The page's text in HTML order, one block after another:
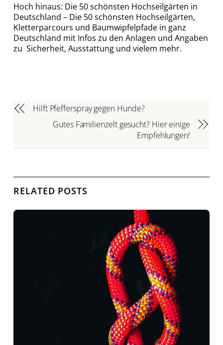
Hoch hinaus: Die 50 schönsten Hochseilgärten in
Deutschland – Die 50 schönsten Hochseilgärten,
Kletterparcours und Baumwipfelpfade in ganz
Deutschland mit Infos zu den Anlagen und Angaben
zu Sicherheit, Ausstattung und vielem mehr.
Hilft Pfefferspray gegen Hunde?
Gutes Familienzelt gesucht? Hier einige
Empfehlungen!
RELATED POSTS